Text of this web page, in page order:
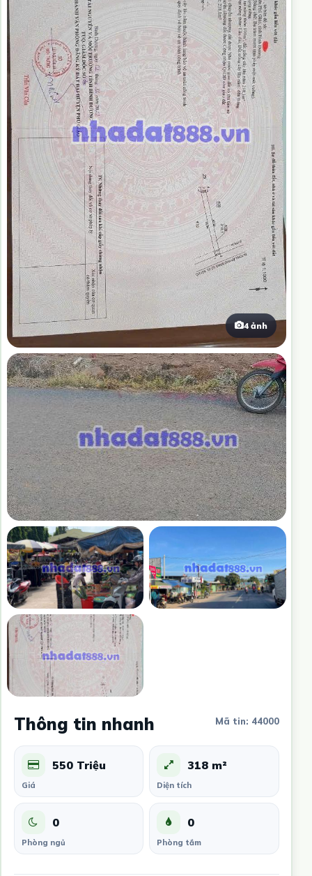
4 ảnh
Thông tin nhanh Mã tin: 44000
550 Triệu
Giá
318 m²
Diện tích
0
Phòng ngủ
0
Phòng tắm